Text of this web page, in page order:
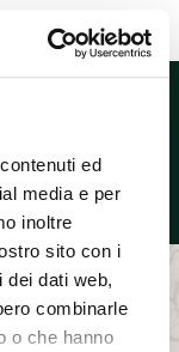
ed
media e per
inoltre
sito con i
dei dati web,
combinarle
o che hanno
Avent